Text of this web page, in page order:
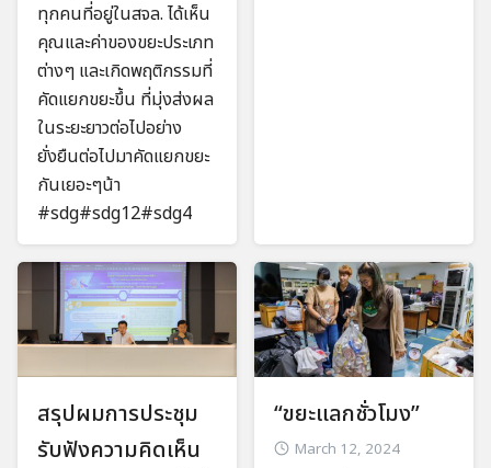
ทุกคนที่อยู่ในสจล. ได้เห็น
คุณและค่าของขยะประเภท
ต่างๆ และเกิดพฤติกรรมที่
คัดแยกขยะขึ้น ที่มุ่งส่งผล
ในระยะยาวต่อไปอย่าง
ยั่งยืนต่อไปมาคัดแยกขยะ
กันเยอะๆน้า
#sdg#sdg12#sdg4
สรุปผมการประชุม
รับฟังความคิดเห็น
“ขยะแลกชั่วโมง”
March 12, 2024